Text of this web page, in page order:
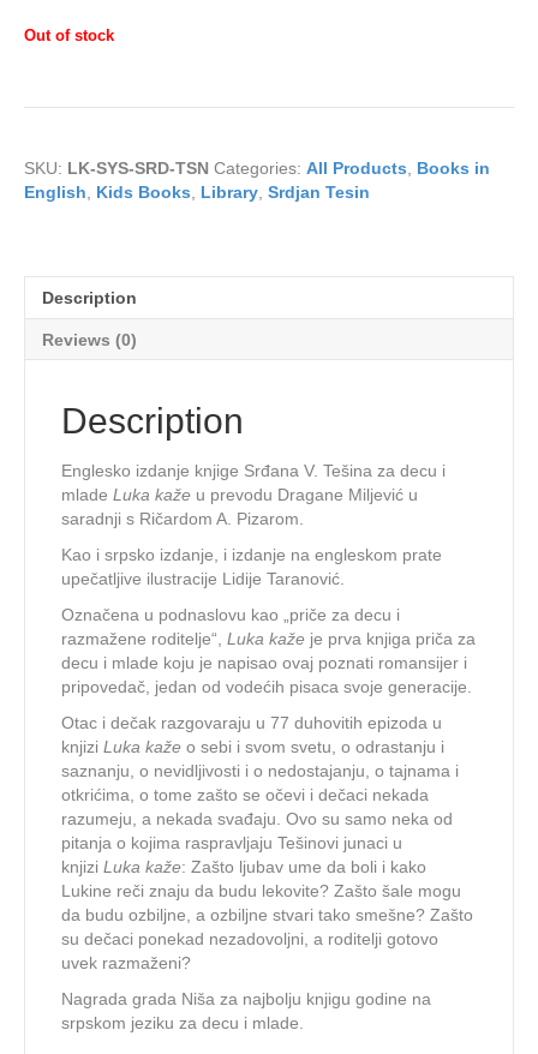
Out of stock
SKU: LK-SYS-SRD-TSN Categories: All Products, Books in
English, Kids Books, Library, Srdjan Tesin
Description
Reviews (0)
Description
Englesko izdanje knjige Srđana V. Tešina za decu i
mlade Luka kaže u prevodu Dragane Miljević u
saradnji s Ričardom A. Pizarom.
Kao i srpsko izdanje, i izdanje na engleskom prate
upečatljive ilustracije Lidije Taranović.
Označena u podnaslovu kao „priče za decu i
razmažene roditelje“, Luka kaže je prva knjiga priča za
decu i mlade koju je napisao ovaj poznati romansijer i
pripovedač, jedan od vodećih pisaca svoje generacije.
Otac i dečak razgovaraju u 77 duhovitih epizoda u
knjizi Luka kaže o sebi i svom svetu, o odrastanju i
saznanju, o nevidljivosti i o nedostajanju, o tajnama i
otkrićima, o tome zašto se očevi i dečaci nekada
razumeju, a nekada svađaju. Ovo su samo neka od
pitanja o kojima raspravljaju Tešinovi junaci u
knjizi Luka kaže: Zašto ljubav ume da boli i kako
Lukine reči znaju da budu lekovite? Zašto šale mogu
da budu ozbiljne, a ozbiljne stvari tako smešne? Zašto
su dečaci ponekad nezadovoljni, a roditelji gotovo
uvek razmaženi?
Nagrada grada Niša za najbolju knjigu godine na
srpskom jeziku za decu i mlade.